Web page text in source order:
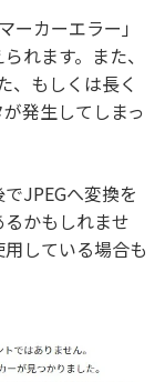
カーエラー」
れます。また、
、もしくは長く
発生してしまっ
JPEGへ変換を
かもしれませ
している場合も